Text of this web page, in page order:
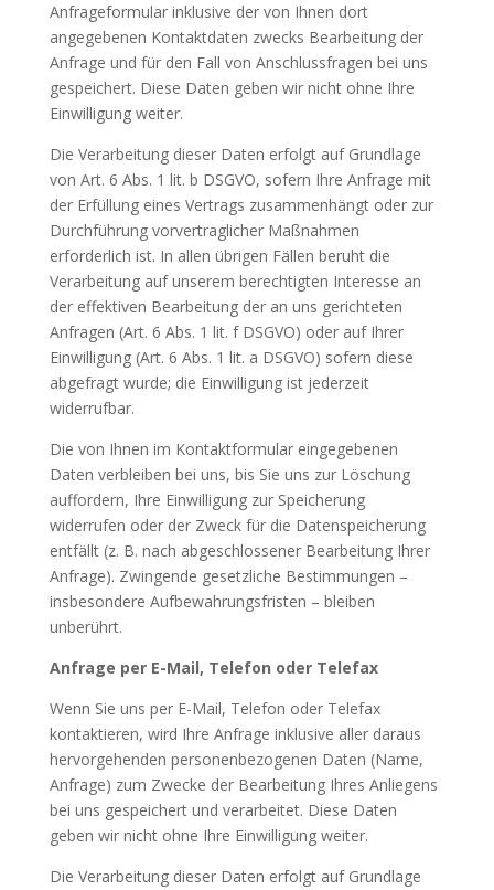
Anfrageformular inklusive der von Ihnen dort
angegebenen Kontaktdaten zwecks Bearbeitung der
Anfrage und für den Fall von Anschlussfragen bei uns
gespeichert. Diese Daten geben wir nicht ohne Ihre
Einwilligung weiter.
Die Verarbeitung dieser Daten erfolgt auf Grundlage
von Art. 6 Abs. 1 lit. b DSGVO, sofern Ihre Anfrage mit
der Erfüllung eines Vertrags zusammenhängt oder zur
Durchführung vorvertraglicher Maßnahmen
erforderlich ist. In allen übrigen Fällen beruht die
Verarbeitung auf unserem berechtigten Interesse an
der effektiven Bearbeitung der an uns gerichteten
Anfragen (Art. 6 Abs. 1 lit. f DSGVO) oder auf Ihrer
Einwilligung (Art. 6 Abs. 1 lit. a DSGVO) sofern diese
abgefragt wurde; die Einwilligung ist jederzeit
widerrufbar.
Die von Ihnen im Kontaktformular eingegebenen
Daten verbleiben bei uns, bis Sie uns zur Löschung
auffordern, Ihre Einwilligung zur Speicherung
widerrufen oder der Zweck für die Datenspeicherung
entfällt (z. B. nach abgeschlossener Bearbeitung Ihrer
Anfrage). Zwingende gesetzliche Bestimmungen –
insbesondere Aufbewahrungsfristen – bleiben
unberührt.
Anfrage per E-Mail, Telefon oder Telefax
Wenn Sie uns per E-Mail, Telefon oder Telefax
kontaktieren, wird Ihre Anfrage inklusive aller daraus
hervorgehenden personenbezogenen Daten (Name,
Anfrage) zum Zwecke der Bearbeitung Ihres Anliegens
bei uns gespeichert und verarbeitet. Diese Daten
geben wir nicht ohne Ihre Einwilligung weiter.
Die Verarbeitung dieser Daten erfolgt auf Grundlage